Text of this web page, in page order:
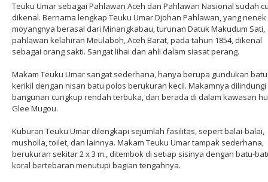
Teuku Umar sebagai Pahlawan Aceh dan Pahlawan Nasional sudah
dikenal. Bernama lengkap Teuku Umar Djohan Pahlawan, yang nenek
moyangnya berasal dari Minangkabau, turunan Datuk Makudum Sati,
pahlawan kelahiran Meulaboh, Aceh Barat, pada tahun 1854, dikenal
sebagai orang sakti. Sangat lihai dan ahli dalam siasat perang.
Makam Teuku Umar sangat sederhana, hanya berupa gundukan batu
kerikil dengan nisan batu polos berukuran kecil. Makamnya
bangunan cungkup rendah terbuka, dan berada di dalam kawasan
Glee Mugou.
Kuburan Teuku Umar dilengkapi sejumlah fasilitas, sepert balai-balai,
musholla, toilet, dan lainnya. Makam Teuku Umar tampak sederhana,
berukuran sekitar 2 x 3 m., ditembok di setiap sisinya dengan batu-
koral bertebaran menutupi bagian tengahnya.